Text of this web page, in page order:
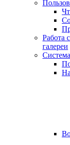
Работа
галереи